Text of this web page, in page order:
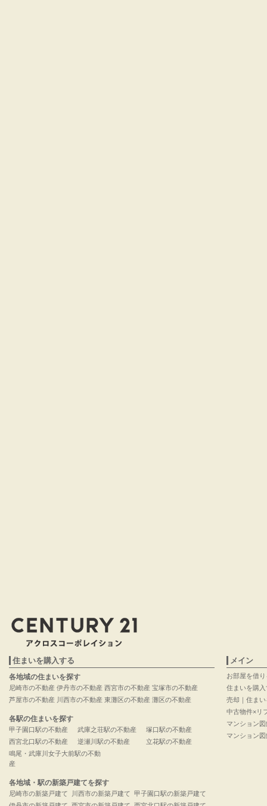
住まいを購入する
各地域の住まいを探す
尼崎市の不動産
芦屋市の不動産
伊丹市の不動産
川西市の不動産
西宮市の不動産
東灘区の不動産
宝塚市の不動産
灘区の不動産
各駅の住まいを探す
甲子園口駅の不動産
西宮北口駅の不動産
武庫之荘駅の不動産
逆瀬川駅の不動産
塚口駅の不動産
立花駅の不動産
鳴尾・武庫川女子大前駅の不動
産
各地域・駅の新築戸建てを探す
尼崎市の新築戸建て
川西市の新築戸建て 甲子園口駅の新築戸建て
メイン
お部屋を借り
住まいを購入
売却｜住ま
中古物件×リ
マンション
マンション